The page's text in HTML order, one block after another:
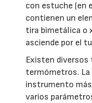
con estuche (en
contienen un
tira bimetálica o
asciende por el
Existen
termómetros. La
instrumento más
varios